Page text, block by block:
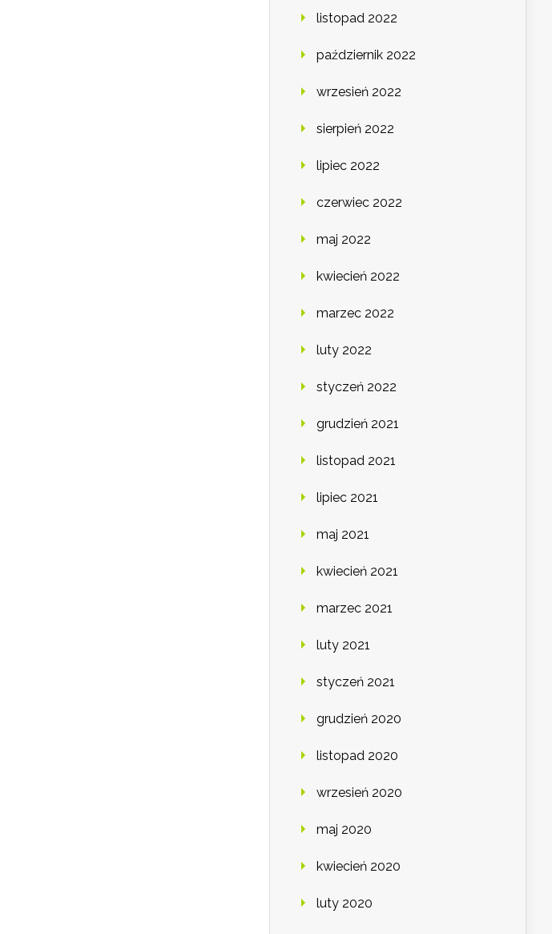
listopad 2022
październik 2022
wrzesień 2022
sierpień 2022
lipiec 2022
czerwiec 2022
maj 2022
kwiecień 2022
marzec 2022
luty 2022
styczeń 2022
grudzień 2021
listopad 2021
lipiec 2021
maj 2021
kwiecień 2021
marzec 2021
luty 2021
styczeń 2021
grudzień 2020
listopad 2020
wrzesień 2020
maj 2020
kwiecień 2020
luty 2020